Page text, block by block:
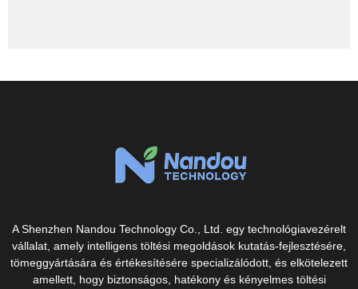
A Shenzhen Nandou Technology Co., Ltd. egy technológiavezérelt
vállalat, amely intelligens töltési megoldások kutatás-fejlesztésére,
tömeggyártására és értékesítésére specializálódott, és elkötelezett
amellett, hogy biztonságos, hatékony és kényelmes töltési